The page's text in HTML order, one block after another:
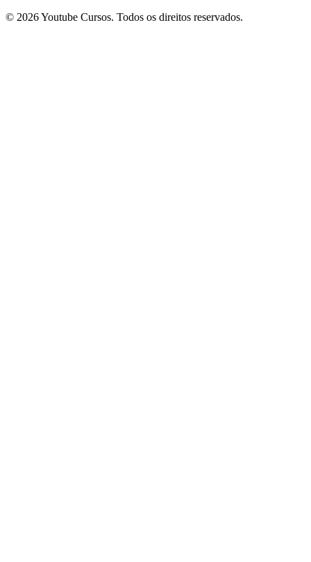
© 2026 Youtube Cursos. Todos os direitos reservados.